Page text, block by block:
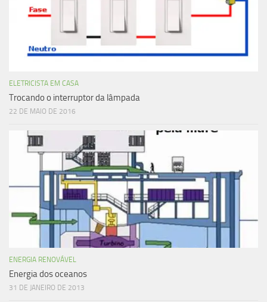
ELETRICISTA EM CASA
Trocando o interruptor da lâmpada
22 DE MAIO DE 2016
ENERGIA RENOVÁVEL
Energia dos oceanos
31 DE JANEIRO DE 2013